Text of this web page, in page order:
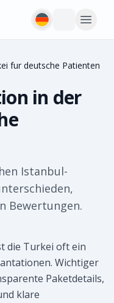
fur deutsche Patienten
in der
Istanbul-
Bewertungen.
die Turkei oft ein
Wichtiger
Paketdetails,
klare